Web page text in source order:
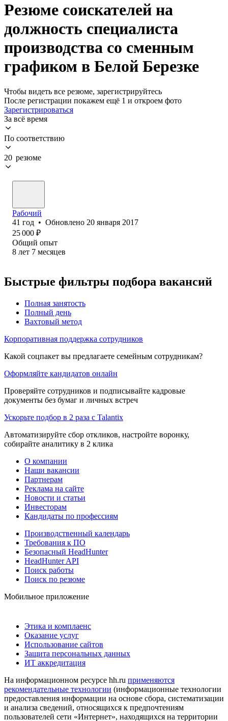
Резюме соискателей на
должность специалиста
производства со сменным
графиком в Белой Березке
Чтобы видеть все резюме, зарегистрируйтесь
После регистрации покажем ещё 1 и откроем фото
Зарегистрироваться
За всё время
По соответствию
20 резюме
Рабочий
41 год • Обновлено 20 января 2017
25 000 ₽
Общий опыт
8 лет 7 месяцев
Быстрые фильтры подбора вакансий
Полная занятость
Полный день
Вахтовый метод
Корпоративная поддержка сотрудников
Какой соцпакет вы предлагаете семейным сотрудникам?
Оформляйте кандидатов онлайн
Проверяйте сотрудников и подписывайте кадровые
документы без бумаг и личных встреч
Ускорьте подбор в 2 раза с Talantix
Автоматизируйте сбор откликов, настройте воронку,
собирайте аналитику в 2 клика
О компании
Наши вакансии
Партнерам
Реклама на сайте
Новости и статьи
Инвесторам
Кандидаты по профессиям
Производственный календарь
Требования к ПО
Безопасный HeadHunter
HeadHunter API
Поиск работы
Поиск по резюме
Мобильное приложение
Этика и комплаенс
Оказание услуг
Использование сайтов
Защита персональных данных
ИТ аккредитация
На информационном ресурсе hh.ru применяются
рекомендательные технологии (информационные технологии
предоставления информации на основе сбора, систематизации
и анализа сведений, относящихся к предпочтениям
пользователей сети «Интернет», находящихся на территории